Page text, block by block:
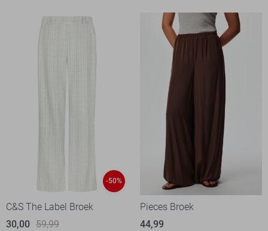
-50%
C&S The Label Broek
30,00 59,99
Pieces Broek
44,99